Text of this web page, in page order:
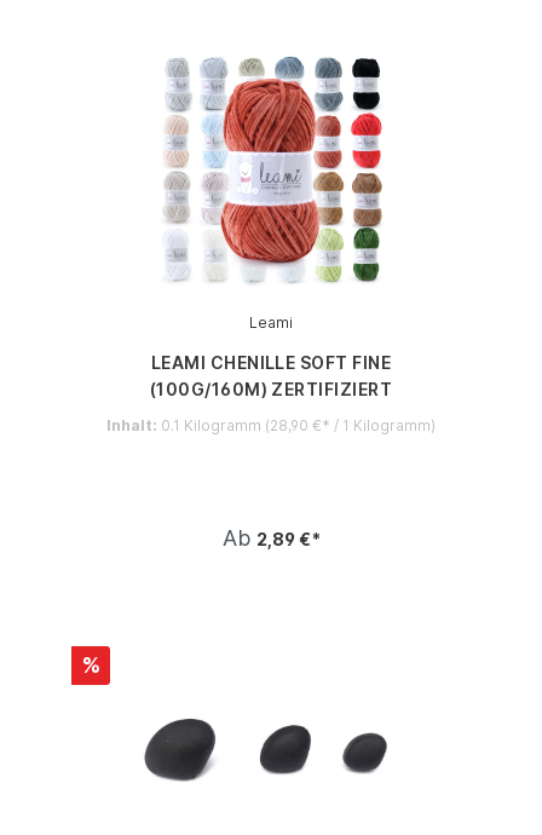
Leami
LEAMI CHENILLE SOFT FINE
(100G/160M) ZERTIFIZIERT
Inhalt: 0.1 Kilogramm (28,90 €* / 1 Kilogramm)
Ab 2,89 €*
%